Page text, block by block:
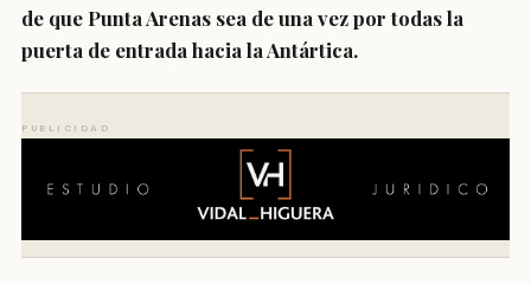
de que Punta Arenas sea de una vez por todas la
puerta de entrada hacia la Antártica.
PUBLICIDAD